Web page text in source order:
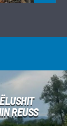
REUSS